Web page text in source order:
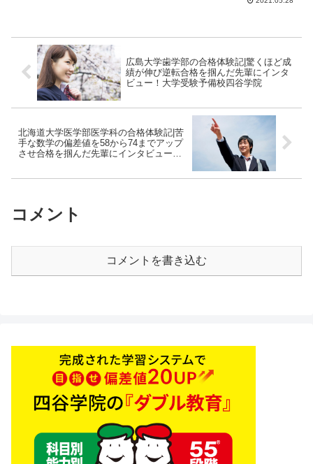
広島大学歯学部の合格体験記|驚くほど成
績が伸び逆転合格を掴んだ先輩にインタ
ビュー！大学受験予備校四谷学院
北海道大学医学部医学科の合格体験記|苦
手な数学の偏差値を58から74までアップ
させ合格を掴んだ先輩にインタビュー！
コメント
コメントを書き込む